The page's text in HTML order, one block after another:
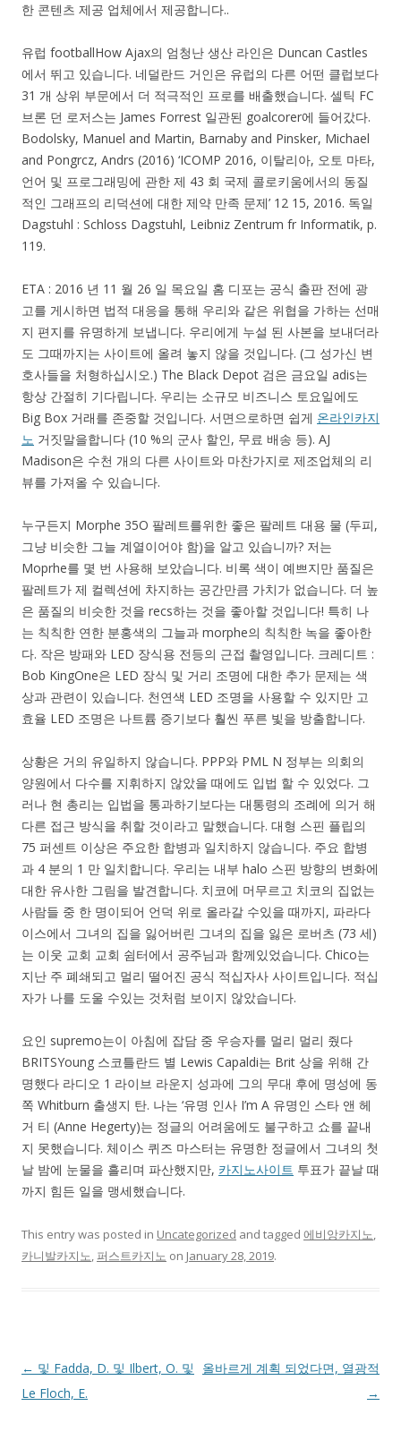
한 콘텐츠 제공 업체에서 제공합니다..
유럽 footballHow Ajax의 엄청난 생산 라인은 Duncan Castles
에서 뛰고 있습니다. 네덜란드 거인은 유럽의 다른 어떤 클럽보다
31 개 상위 부문에서 더 적극적인 프로를 배출했습니다. 셀틱 FC
브론 던 로저스는 James Forrest 일관된 goalcorer에 들어갔다.
Bodolsky, Manuel and Martin, Barnaby and Pinsker, Michael
and Pongrcz, Andrs (2016) ‘ICOMP 2016, 이탈리아, 오토 마타,
언어 및 프로그래밍에 관한 제 43 회 국제 콜로키움에서의 동질
적인 그래프의 리덕션에 대한 제약 만족 문제’ 12 15, 2016. 독일
Dagstuhl : Schloss Dagstuhl, Leibniz Zentrum fr Informatik, p.
119.
ETA : 2016 년 11 월 26 일 목요일 홈 디포는 공식 출판 전에 광
고를 게시하면 법적 대응을 통해 우리와 같은 위협을 가하는 선매
지 편지를 유명하게 보냅니다. 우리에게 누설 된 사본을 보내더라
도 그때까지는 사이트에 올려 놓지 않을 것입니다. (그 성가신 변
호사들을 처형하십시오.) The Black Depot 검은 금요일 adis는
항상 간절히 기다립니다. 우리는 소규모 비즈니스 토요일에도
Big Box 거래를 존중할 것입니다. 서면으로하면 쉽게 온라인카지
노 거짓말을합니다 (10 %의 군사 할인, 무료 배송 등). AJ
Madison은 수천 개의 다른 사이트와 마찬가지로 제조업체의 리
뷰를 가져올 수 있습니다.
누구든지 Morphe 35O 팔레트를위한 좋은 팔레트 대용 물 (두피,
그냥 비슷한 그늘 계열이어야 함)을 알고 있습니까? 저는
Moprhe를 몇 번 사용해 보았습니다. 비록 색이 예쁘지만 품질은
팔레트가 제 컬렉션에 차지하는 공간만큼 가치가 없습니다. 더 높
은 품질의 비슷한 것을 recs하는 것을 좋아할 것입니다! 특히 나
는 칙칙한 연한 분홍색의 그늘과 morphe의 칙칙한 녹을 좋아한
다. 작은 방패와 LED 장식용 전등의 근접 촬영입니다. 크레디트 :
Bob KingOne은 LED 장식 및 거리 조명에 대한 추가 문제는 색
상과 관련이 있습니다. 천연색 LED 조명을 사용할 수 있지만 고
효율 LED 조명은 나트륨 증기보다 훨씬 푸른 빛을 방출합니다.
상황은 거의 유일하지 않습니다. PPP와 PML N 정부는 의회의
양원에서 다수를 지휘하지 않았을 때에도 입법 할 수 있었다. 그
러나 현 총리는 입법을 통과하기보다는 대통령의 조례에 의거 해
다른 접근 방식을 취할 것이라고 말했습니다. 대형 스핀 플립의
75 퍼센트 이상은 주요한 합병과 일치하지 않습니다. 주요 합병
과 4 분의 1 만 일치합니다. 우리는 내부 halo 스핀 방향의 변화에
​​대한 유사한 그림을 발견합니다. 치코에 머무르고 치코의 집없는
사람들 중 한 명이되어 언덕 위로 올라갈 수있을 때까지, 파라다
이스에서 그녀의 집을 잃어버린 그녀의 집을 잃은 로버츠 (73 세)
는 이웃 교회 교회 쉼터에서 공주님과 함께있었습니다. Chico는
지난 주 폐쇄되고 멀리 떨어진 공식 적십자사 사이트입니다. 적십
자가 나를 도울 수있는 것처럼 보이지 않았습니다.
요인 supremo는이 아침에 잡담 중 우승자를 멀리 멀리 줬다
BRITSYoung 스코틀란드 별 Lewis Capaldi는 Brit 상을 위해 간
명했다 라디오 1 라이브 라운지 성과에 그의 무대 후에 명성에 동
쪽 Whitburn 출생지 탄. 나는 ‘유명 인사 I’m A 유명인 스타 앤 헤
거 티 (Anne Hegerty)는 정글의 어려움에도 불구하고 쇼를 끝내
지 못했습니다. 체이스 퀴즈 마스터는 유명한 정글에서 그녀의 첫
날 밤에 눈물을 흘리며 파산했지만, 카지노사이트 투표가 끝날 때
까지 힘든 일을 맹세했습니다.
This entry was posted in Uncategorized and tagged 에비앙카지노,
카니발카지노,퍼스트카지노 on January 28, 2019.
Post navigation
← 및 Fadda, D. 및 Ilbert, O. 및
Le Floch, E.
올바르게 계획 되었다면, 열광적
→